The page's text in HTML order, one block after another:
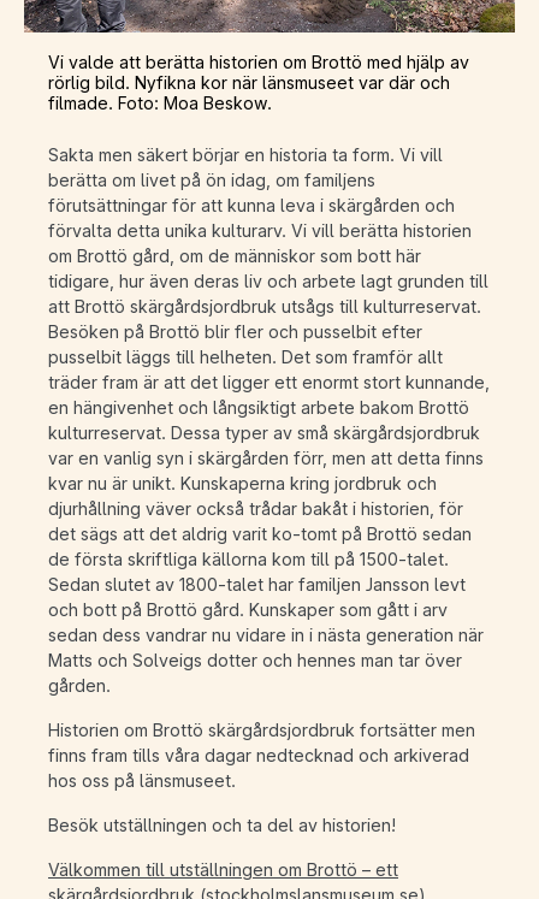
Vi valde att berätta historien om Brottö med hjälp av
rörlig bild. Nyfikna kor när länsmuseet var där och
filmade. Foto: Moa Beskow.
Sakta men säkert börjar en historia ta form. Vi vill
berätta om livet på ön idag, om familjens
förutsättningar för att kunna leva i skärgården och
förvalta detta unika kulturarv. Vi vill berätta historien
om Brottö gård, om de människor som bott här
tidigare, hur även deras liv och arbete lagt grunden till
att Brottö skärgårdsjordbruk utsågs till kulturreservat.
Besöken på Brottö blir fler och pusselbit efter
pusselbit läggs till helheten. Det som framför allt
träder fram är att det ligger ett enormt stort kunnande,
en hängivenhet och långsiktigt arbete bakom Brottö
kulturreservat. Dessa typer av små skärgårdsjordbruk
var en vanlig syn i skärgården förr, men att detta finns
kvar nu är unikt. Kunskaperna kring jordbruk och
djurhållning väver också trådar bakåt i historien, för
det sägs att det aldrig varit ko-tomt på Brottö sedan
de första skriftliga källorna kom till på 1500-talet.
Sedan slutet av 1800-talet har familjen Jansson levt
och bott på Brottö gård. Kunskaper som gått i arv
sedan dess vandrar nu vidare in i nästa generation när
Matts och Solveigs dotter och hennes man tar över
gården.
Historien om Brottö skärgårdsjordbruk fortsätter men
finns fram tills våra dagar nedtecknad och arkiverad
hos oss på länsmuseet.
Besök utställningen och ta del av historien!
Välkommen till utställningen om Brottö – ett